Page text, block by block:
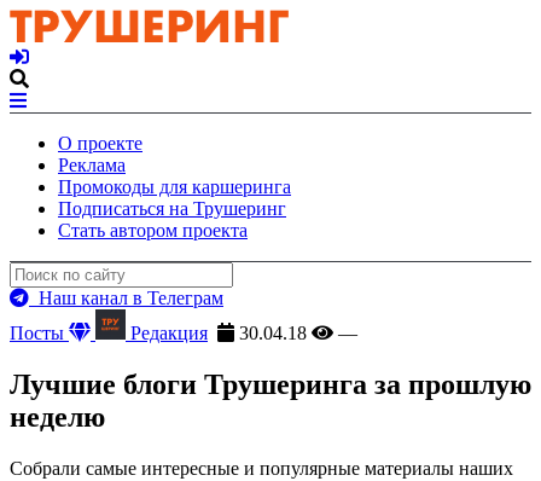
О проекте
Реклама
Промокоды для каршеринга
Подписаться на Трушеринг
Стать автором проекта
Наш канал в Телеграм
Посты
Редакция 30.04.18 —
Лучшие блоги Трушеринга за прошлую
неделю
Собрали самые интересные и популярные материалы наших